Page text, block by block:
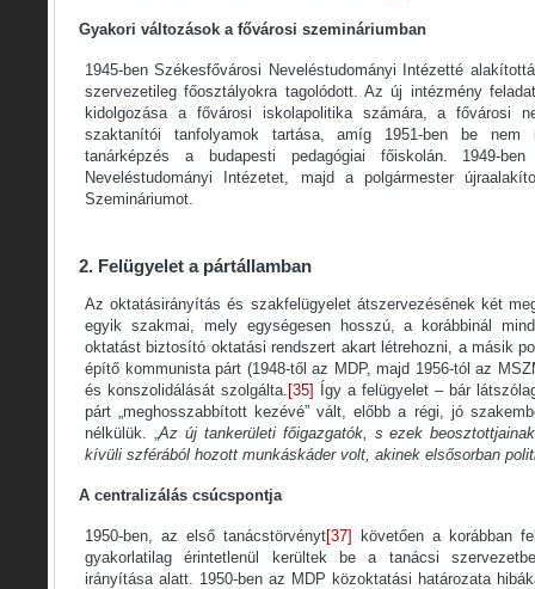
Gyakori változások a fővárosi szemináriumban
1945-ben Székesfővárosi Neveléstudományi Intézetté
szervezetileg főosztályokra tagolódott. Az új intézmény
kidolgozása a fővárosi iskolapolitika számára, a fővárosi
szaktanítói tanfolyamok tartása, amíg 1951-ben be
tanárképzés a budapesti pedagógiai főiskolán. 1949-
Neveléstudományi Intézetet, majd a polgármester
Szemináriumot.
2. Felügyelet a pártállamban
Az oktatásirányítás és szakfelügyelet átszervezésének két
egyik szakmai, mely egységesen hosszú, a korábbinál
oktatást biztosító oktatási rendszert akart létrehozni, a másik
építő kommunista párt (1948-től az MDP, majd 1956-tól az
és konszolidálását szolgálta. [35]
Így a felügyelet – bár
párt „meghosszabbított kezévé” vált, előbb a régi, jó
nélkülük. „ Az új tankerületi főigazgatók, s ezek
kívüli szférából hozott munkáskáder volt, akinek elsősorban
A centralizálás csúcspontja
1950-ben, az első tanácstörvényt[37] követően a korábban
gyakorlatilag érintetlenül kerültek be a tanácsi
irányítása alatt. 1950-ben az MDP közoktatási határozata